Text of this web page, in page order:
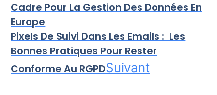
Cadre Pour La Gestion Des Données En
Europe
Pixels De Suivi Dans Les Emails : Les
Bonnes Pratiques Pour Rester
Conforme Au RGPDSuivant